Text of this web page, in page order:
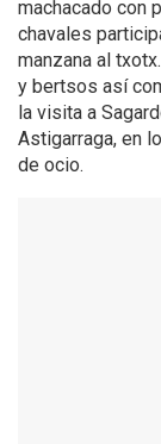
machacado con
chavales
manzana al
y bertsos así
la visita a
Astigarraga, en
de ocio.